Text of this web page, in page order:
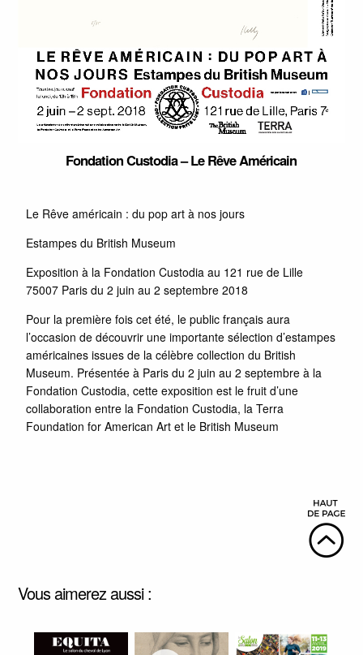
Fondation Custodia – Le Rêve Américain
Le Rêve américain : du pop art à nos jours
Estampes du British Museum
Exposition à la Fondation Custodia au 121 rue de Lille
75007 Paris du 2 juin au 2 septembre 2018
Pour la première fois cet été, le public français aura
l’occasion de découvrir une importante sélection d’estampes
américaines issues de la célèbre collection du British
Museum. Présentée à Paris du 2 juin au 2 septembre à la
Fondation Custodia, cette exposition est le fruit d’une
collaboration entre la Fondation Custodia, la Terra
Foundation for American Art et le British Museum
Vous aimerez aussi :